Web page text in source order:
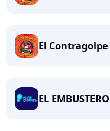
El Contragolpe
EL EMBUSTERO